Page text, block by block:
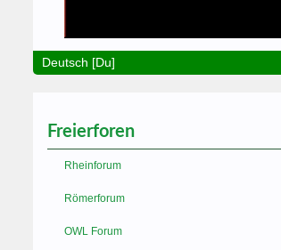
Deutsch [Du]
Freierforen
Rheinforum
Römerforum
OWL Forum